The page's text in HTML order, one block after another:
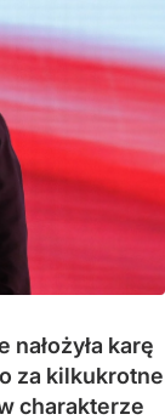
karę
za kilkukrotne
charakterze